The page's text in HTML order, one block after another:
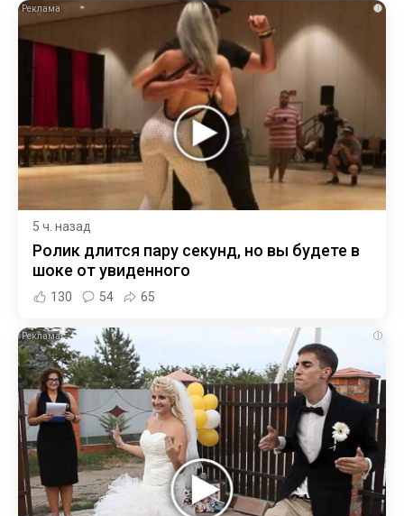
i
5 ч. назад
Ролик длится пару секунд, но вы будете в
шоке от увиденного
130 54 65
i